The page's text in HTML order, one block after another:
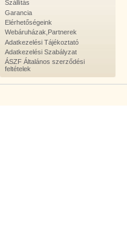
Szállítás
Garancia
Elérhetőségeink
Webáruházak,Partnerek
Adatkezelési Tájékoztató
Adatkezelési Szabályzat
ÁSZF Általános szerződési
feltételek